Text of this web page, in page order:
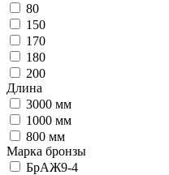
80
150
170
180
200
Длина
3000 мм
1000 мм
800 мм
Марка бронзы
БрАЖ9-4